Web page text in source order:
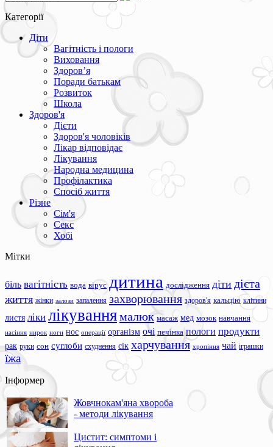
Категорії
Діти
Вагітність і пологи
Виховання
Здоров’я
Поради батькам
Розвиток
Школа
Здоров'я
Дієти
Здоров'я чоловіків
Лікар відповідає
Лікування
Народна медицина
Профілактика
Спосіб життя
Різне
Сім'я
Секс
Хобі
Мітки
біль вагітність вода вірус дитина дослідження діти дієта
життя жінки залози запалення захворювання здоров'я кальцію клітини
листя ліки лікуваннямалюк масаж мед мозок навчання
насіння нирок ноги нос операції організм очі печінка пологи продукти
рак руки сон суглоби схуднення сік харчування хропіння чай іграшки
їжа
Інформер
Жовчнокам'яна хвороба
- методи лікування
Цистит: симптоми і